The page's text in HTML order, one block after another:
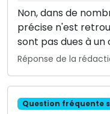
Non, dans de
précise n'est
sont pas dues à
Réponse de la
Question fréquente